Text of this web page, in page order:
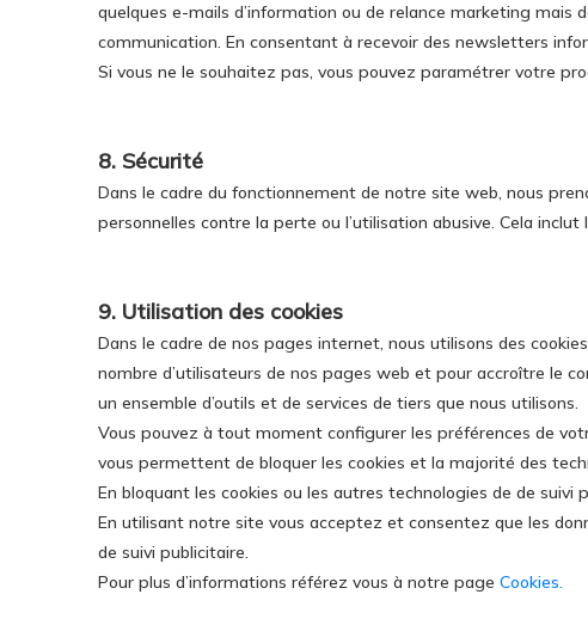
quelques e-mails d’information ou de relance marketing
communication. En consentant à recevoir des newsletters
Si vous ne le souhaitez pas, vous pouvez paramétrer votre
8. Sécurité
Dans le cadre du fonctionnement de notre site web, nous
personnelles contre la perte ou l’utilisation abusive. Cela
9. Utilisation des cookies
Dans le cadre de nos pages internet, nous utilisons des
nombre d’utilisateurs de nos pages web et pour accroître le
un ensemble d’outils et de services de tiers que nous utilisons.
Vous pouvez à tout moment configurer les préférences de
vous permettent de bloquer les cookies et la majorité des
En bloquant les cookies ou les autres technologies de de
En utilisant notre site vous acceptez et consentez que les
de suivi publicitaire.
Pour plus d’informations référez vous à notre page Cookies.